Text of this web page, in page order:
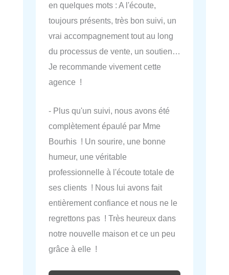
en quelques mots : A l'écoute,
toujours présents, très bon suivi, un
vrai accompagnement tout au long
du processus de vente, un soutien…
Je recommande vivement cette
agence !
- Plus qu'un suivi, nous avons été
complètement épaulé par Mme
Bourhis ! Un sourire, une bonne
humeur, une véritable
professionnelle à l'écoute totale de
ses clients ! Nous lui avons fait
entièrement confiance et nous ne le
regrettons pas ! Très heureux dans
notre nouvelle maison et ce un peu
grâce à elle !